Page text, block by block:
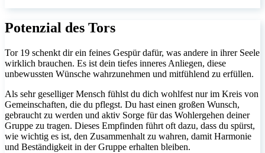
Potenzial des Tors
Tor 19 schenkt dir ein feines Gespür dafür, was andere in ihrer Seele
wirklich brauchen. Es ist dein tiefes inneres Anliegen, diese
unbewussten Wünsche wahrzunehmen und mitfühlend zu erfüllen.
Als sehr geselliger Mensch fühlst du dich wohlfest nur im Kreis von
Gemeinschaften, die du pflegst. Du hast einen großen Wunsch,
gebraucht zu werden und aktiv Sorge für das Wohlergehen deiner
Gruppe zu tragen. Dieses Empfinden führt oft dazu, dass du spürst,
wie wichtig es ist, den Zusammenhalt zu wahren, damit Harmonie
und Beständigkeit in der Gruppe erhalten bleiben.